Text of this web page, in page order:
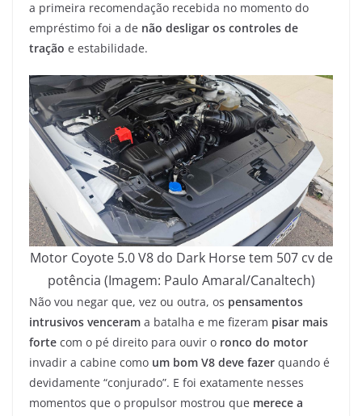
a primeira recomendação recebida no momento do
empréstimo foi a de não desligar os controles de
tração e estabilidade.
Motor Coyote 5.0 V8 do Dark Horse tem 507 cv de
potência (Imagem: Paulo Amaral/Canaltech)
Não vou negar que, vez ou outra, os pensamentos
intrusivos venceram a batalha e me fizeram pisar mais
forte com o pé direito para ouvir o ronco do motor
invadir a cabine como um bom V8 deve fazer quando é
devidamente “conjurado”. E foi exatamente nesses
momentos que o propulsor mostrou que merece a